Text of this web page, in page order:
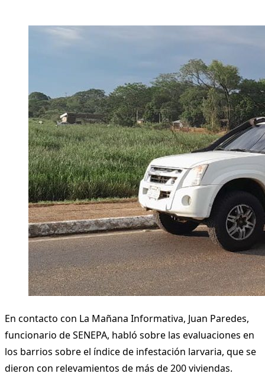
En contacto con La Mañana Informativa, Juan Paredes,
funcionario de SENEPA, habló sobre las evaluaciones en
los barrios sobre el índice de infestación larvaria, que se
dieron con relevamientos de más de 200 viviendas.